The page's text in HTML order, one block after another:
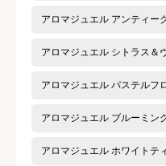
クチコミ内容 必須
アロマジュエル アンティー
アロマジュエル シトラス＆
アロマジュエル パステルフ
アロマジュエル ブルーミン
アロマジュエル ホワイトテ